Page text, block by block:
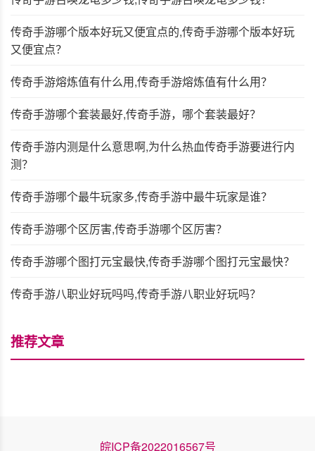
传奇手游哪个版本好玩又便宜点的,传奇手游哪个版本好玩
又便宜点？
传奇手游熔炼值有什么用,传奇手游熔炼值有什么用？
传奇手游哪个套装最好,传奇手游，哪个套装最好？
传奇手游内测是什么意思啊,为什么热血传奇手游要进行内
测？
传奇手游哪个最牛玩家多,传奇手游中最牛玩家是谁？
传奇手游哪个区厉害,传奇手游哪个区厉害？
传奇手游哪个图打元宝最快,传奇手游哪个图打元宝最快？
传奇手游八职业好玩吗吗,传奇手游八职业好玩吗？
推荐文章
皖ICP备2022016567号